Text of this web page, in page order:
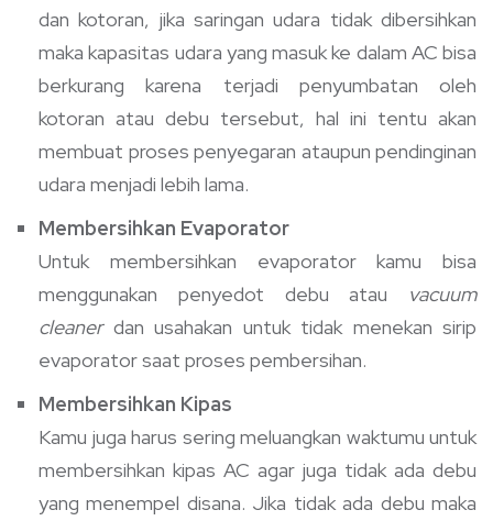
dan kotoran, jika saringan udara tidak dibersihkan
maka kapasitas udara yang masuk ke dalam AC bisa
berkurang karena terjadi penyumbatan oleh
kotoran atau debu tersebut, hal ini tentu akan
membuat proses penyegaran ataupun pendinginan
udara menjadi lebih lama.
Membersihkan Evaporator
Untuk membersihkan evaporator kamu bisa
menggunakan penyedot debu atau vacuum
cleanerdan usahakan untuk tidak menekan sirip
evaporator saat proses pembersihan.
Membersihkan Kipas
Kamu juga harus sering meluangkan waktumu untuk
membersihkan kipas AC agar juga tidak ada debu
yang menempel disana. Jika tidak ada debu maka